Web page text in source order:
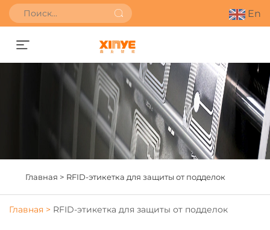
En
Получить расчёт стоимости
Главная > RFID-этикетка для защиты от подделок
Главная > RFID-этикетка для защиты от подделок